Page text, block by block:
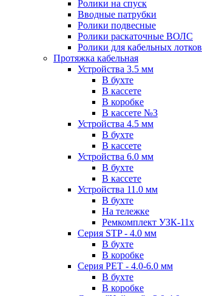
Ролики на спуск
Вводные патрубки
Ролики подвесные
Ролики раскаточные ВОЛС
Ролики для кабельных лотков
Протяжка кабельная
Устройства 3.5 мм
В бухте
В кассете
В коробке
В кассете №3
Устройства 4.5 мм
В бухте
В кассете
Устройства 6.0 мм
В бухте
В кассете
Устройства 11.0 мм
В бухте
На тележке
Ремкомплект УЗК-11х
Серия STP - 4.0 мм
В бухте
В коробке
Серия PET - 4.0-6.0 мм
В бухте
В коробке